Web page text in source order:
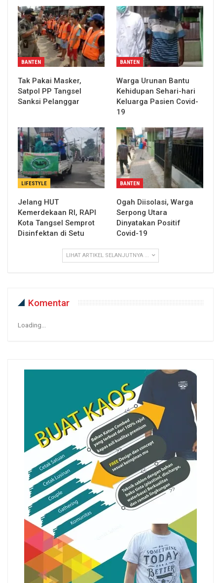
BANTEN
Tak Pakai Masker,
Satpol PP Tangsel
Sanksi Pelanggar
BANTEN
Warga Urunan Bantu
Kehidupan Sehari-hari
Keluarga Pasien Covid-
19
LIFESTYLE
Jelang HUT
Kemerdekaan RI, RAPI
Kota Tangsel Semprot
Disinfektan di Setu
BANTEN
Ogah Diisolasi, Warga
Serpong Utara
Dinyatakan Positif
Covid-19
LIHAT ARTIKEL SELANJUTNYA ...
Komentar
Loading...